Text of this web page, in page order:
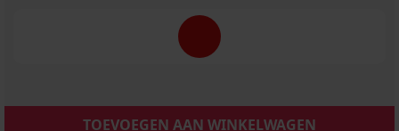
TOEVOEGEN AAN WINKELWAGEN